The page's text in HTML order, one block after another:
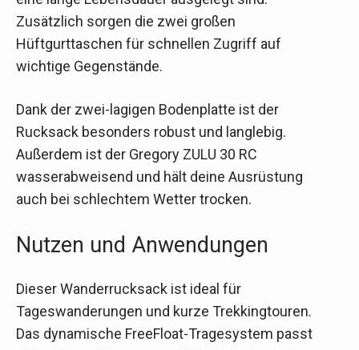
Zusätzlich sorgen die zwei großen
Hüftgurttaschen für schnellen Zugriff auf
wichtige Gegenstände.
Dank der zwei-lagigen Bodenplatte ist der
Rucksack besonders robust und langlebig.
Außerdem ist der Gregory ZULU 30 RC
wasserabweisend und hält deine Ausrüstung
auch bei schlechtem Wetter trocken.
Nutzen und Anwendungen
Dieser Wanderrucksack ist ideal für
Tageswanderungen und kurze Trekkingtouren.
Das dynamische FreeFloat-Tragesystem passt